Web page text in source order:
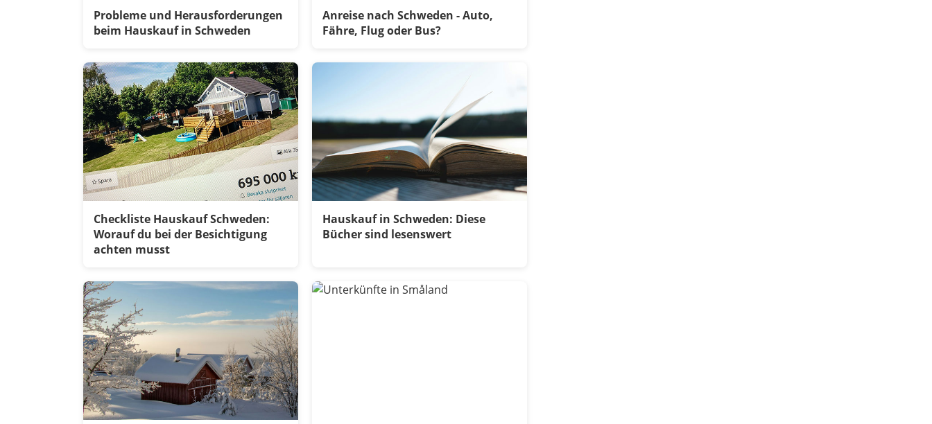
Probleme und Herausforderungen
beim Hauskauf in Schweden
Anreise nach Schweden - Auto,
Fähre, Flug oder Bus?
Checkliste Hauskauf Schweden:
Worauf du bei der Besichtigung
achten musst
Hauskauf in Schweden: Diese
Bücher sind lesenswert